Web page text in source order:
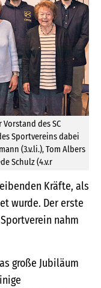
des SC
Sportvereins dabei
(3.v.li.), Tom Albers
Schulz (4.v.r
Kräfte, als
wurde. Der erste
nahm
große Jubiläum